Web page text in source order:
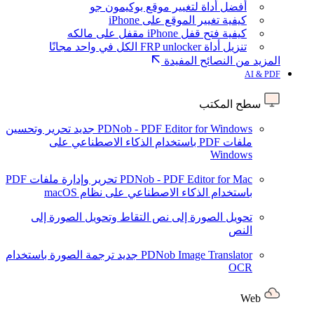
أفضل أداة لتغيير موقع بوكيمون جو
كيفية تغيير الموقع على iPhone
كيفية فتح قفل iPhone مقفل على مالكه
تنزيل أداة FRP unlocker الكل في واحد مجانًا
المزيد من النصائح المفيدة
AI & PDF
سطح المكتب
PDNob - PDF Editor for Windows جديد تحرير وتحسين
ملفات PDF باستخدام الذكاء الاصطناعي على
Windows
PDNob - PDF Editor for Mac
تحرير وإدارة ملفات PDF
باستخدام الذكاء الاصطناعي على نظام macOS
تحويل الصورة إلى نص التقاط وتحويل الصورة إلى
النص
PDNob Image Translator جديد ترجمة الصورة باستخدام
OCR